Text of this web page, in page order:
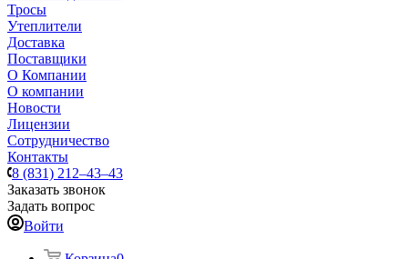
Тросы
Утеплители
Доставка
Поставщики
О Компании
О компании
Новости
Лицензии
Сотрудничество
Контакты
8 (831) 212–43–43
Заказать звонок
Задать вопрос
Войти